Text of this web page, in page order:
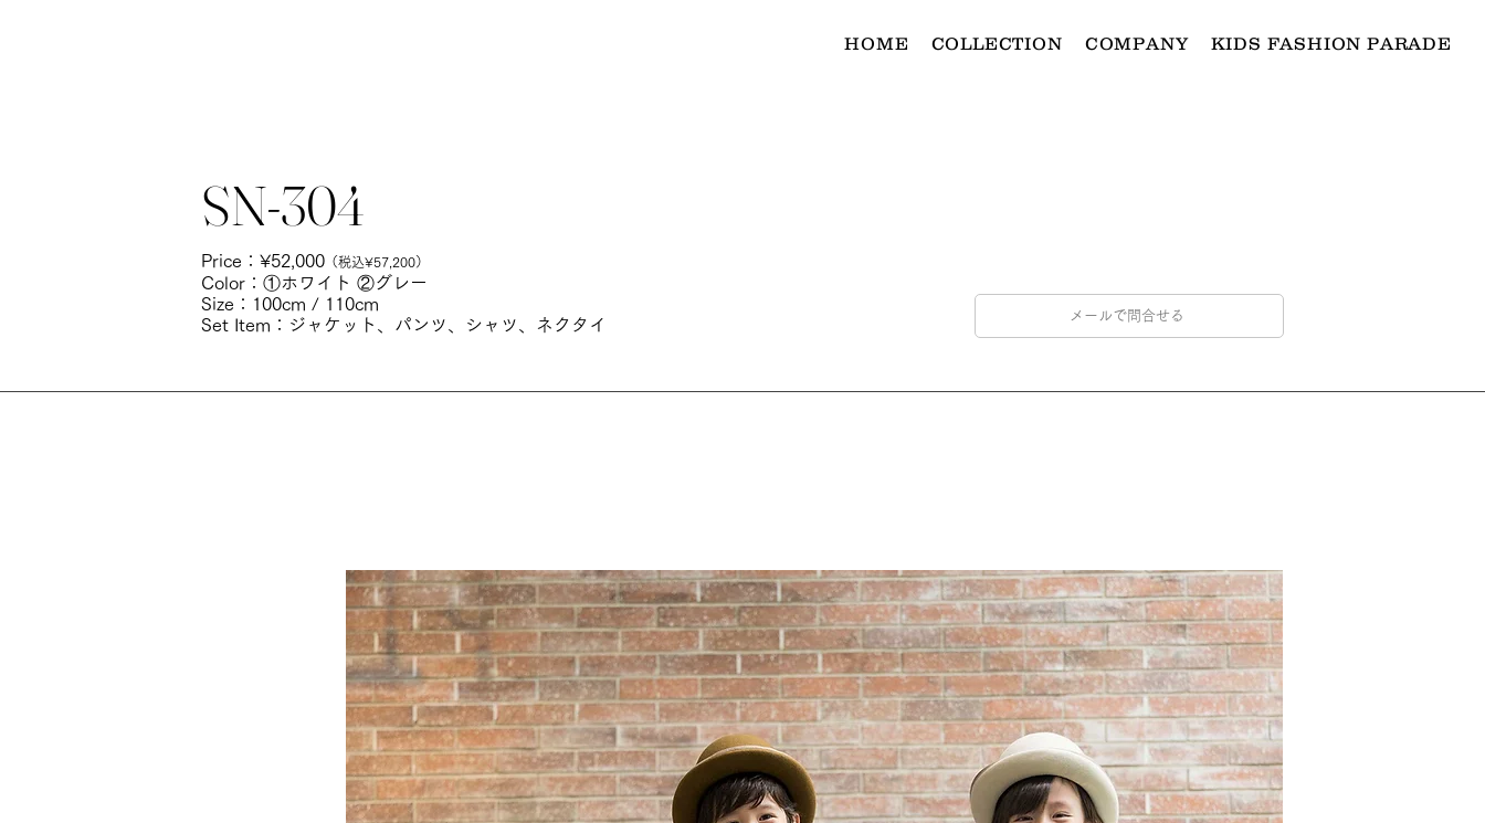
HOME COLLECTION COMPANY KIDS FASHION PARADE
SN-304
Price： ¥52,000 （税込¥57,200）
Color：①ホワイト ②グレー
Size：100cm / 110cm
Set Item：ジャケット、パンツ、シャツ、ネクタイ
メールで問合せる